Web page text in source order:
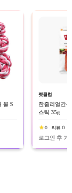
볼 S
펫클럽
한줌리얼간
스틱 35g
0 리뷰 0
로그인 후 가